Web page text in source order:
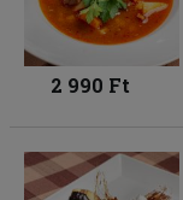
2 990 Ft